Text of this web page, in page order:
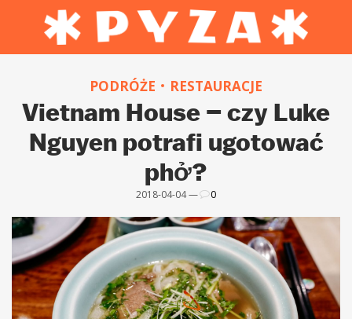
PODRÓŻE RESTAURACJE
Vietnam House – czy Luke
Nguyen potrafi ugotować
phở?
2018-04-04 — 0